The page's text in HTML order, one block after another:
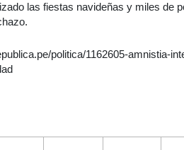
las fiestas navideñas y miles de
politica/1162605-amnistia-